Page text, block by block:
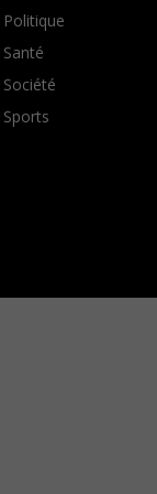
Politique
Santé
Société
Sports